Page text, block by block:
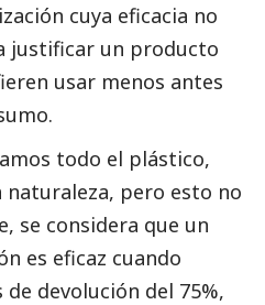
cuya eficacia no
justificar un producto
usar menos antes
todo el plástico,
naturaleza, pero esto no
se considera que un
es eficaz cuando
devolución del 75%,